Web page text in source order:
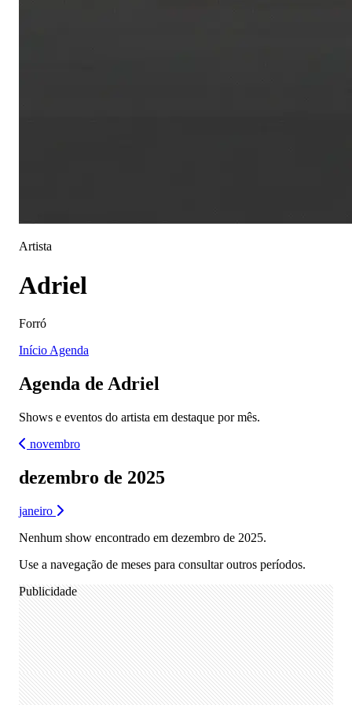
Artista
Adriel
Forró
Início Agenda
Agenda de Adriel
Shows e eventos do artista em destaque por mês.
novembro
dezembro de 2025
janeiro
Nenhum show encontrado em dezembro de 2025.
Use a navegação de meses para consultar outros períodos.
Publicidade